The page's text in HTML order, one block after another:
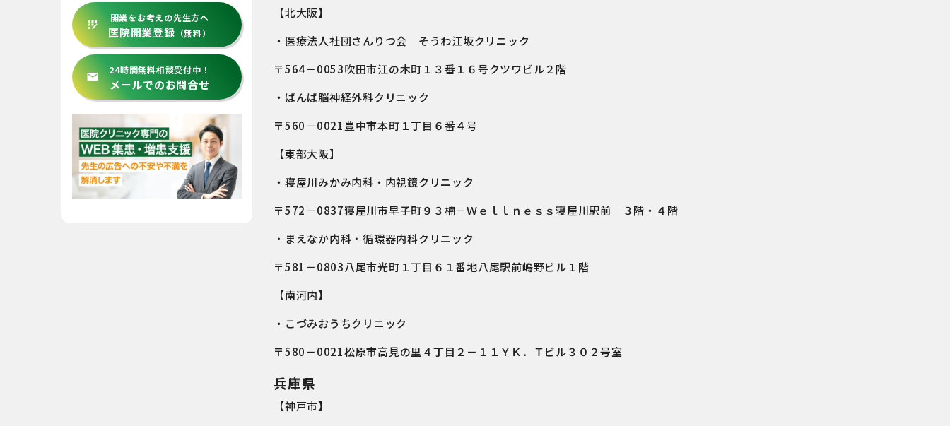
【北大阪】
・医療法人社団さんりつ会 そうわ江坂クリニック
〒564－0053吹田市江の木町１３番１６号クツワビル２階
・ばんば脳神経外科クリニック
〒560－0021豊中市本町１丁目６番４号
【東部大阪】
・寝屋川みかみ内科・内視鏡クリニック
〒572－0837寝屋川市早子町９３楠－Ｗｅｌｌｎｅｓｓ寝屋川駅前 ３階・４階
・まえなか内科・循環器内科クリニック
〒581－0803八尾市光町１丁目６１番地八尾駅前嶋野ビル１階
【南河内】
・こづみおうちクリニック
〒580－0021松原市高見の里４丁目２－１１ＹＫ．Ｔビル３０２号室
兵庫県
【神戸市】
app_registration
開業をお考えの先生方へ
医院開業登録 （無料）
email
24時間無料相談受付中！
メールでのお問合せ